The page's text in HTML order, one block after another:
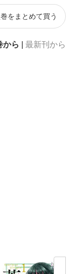
をまとめて買う
から 最新刊から